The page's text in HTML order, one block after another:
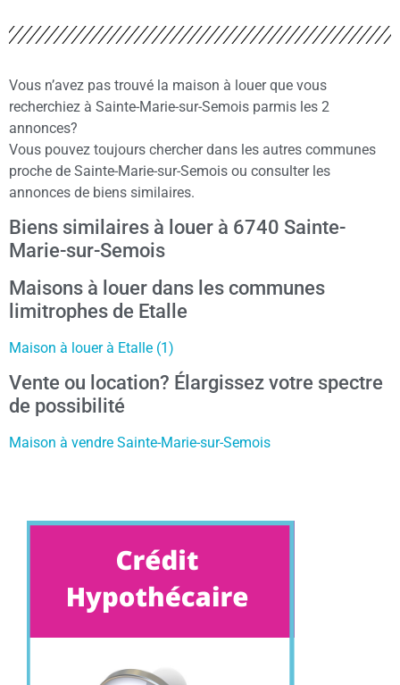
Vous n’avez pas trouvé la maison à louer que vous
recherchiez à Sainte-Marie-sur-Semois parmis les 2
annonces?
Vous pouvez toujours chercher dans les autres communes
proche de Sainte-Marie-sur-Semois ou consulter les
annonces de biens similaires.
Biens similaires à louer à 6740 Sainte-
Marie-sur-Semois
Maisons à louer dans les communes
limitrophes de Etalle
Maison à louer à Etalle (1)
Vente ou location? Élargissez votre spectre
de possibilité
Maison à vendre Sainte-Marie-sur-Semois